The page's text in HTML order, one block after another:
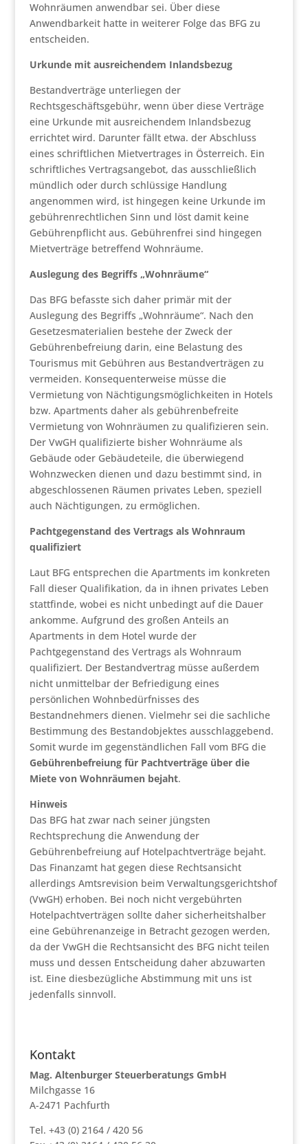
Wohnräumen anwendbar sei. Über diese
Anwendbarkeit hatte in weiterer Folge das BFG zu
entscheiden.
Urkunde mit ausreichendem Inlandsbezug
Bestandverträge unterliegen der
Rechtsgeschäftsgebühr, wenn über diese Verträge
eine Urkunde mit ausreichendem Inlandsbezug
errichtet wird. Darunter fällt etwa. der Abschluss
eines schriftlichen Mietvertrages in Österreich. Ein
schriftliches Vertragsangebot, das ausschließlich
mündlich oder durch schlüssige Handlung
angenommen wird, ist hingegen keine Urkunde im
gebührenrechtlichen Sinn und löst damit keine
Gebührenpflicht aus. Gebührenfrei sind hingegen
Mietverträge betreffend Wohnräume.
Auslegung des Begriffs „Wohnräume“
Das BFG befasste sich daher primär mit der
Auslegung des Begriffs „Wohnräume“. Nach den
Gesetzesmaterialien bestehe der Zweck der
Gebührenbefreiung darin, eine Belastung des
Tourismus mit Gebühren aus Bestandverträgen zu
vermeiden. Konsequenterweise müsse die
Vermietung von Nächtigungsmöglichkeiten in Hotels
bzw. Apartments daher als gebührenbefreite
Vermietung von Wohnräumen zu qualifizieren sein.
Der VwGH qualifizierte bisher Wohnräume als
Gebäude oder Gebäudeteile, die überwiegend
Wohnzwecken dienen und dazu bestimmt sind, in
abgeschlossenen Räumen privates Leben, speziell
auch Nächtigungen, zu ermöglichen.
Pachtgegenstand des Vertrags als Wohnraum
qualifiziert
Laut BFG entsprechen die Apartments im konkreten
Fall dieser Qualifikation, da in ihnen privates Leben
stattfinde, wobei es nicht unbedingt auf die Dauer
ankomme. Aufgrund des großen Anteils an
Apartments in dem Hotel wurde der
Pachtgegenstand des Vertrags als Wohnraum
qualifiziert. Der Bestandvertrag müsse außerdem
nicht unmittelbar der Befriedigung eines
persönlichen Wohnbedürfnisses des
Bestandnehmers dienen. Vielmehr sei die sachliche
Bestimmung des Bestandobjektes ausschlaggebend.
Somit wurde im gegenständlichen Fall vom BFG die
Gebührenbefreiung für Pachtverträge über die
Miete von Wohnräumen bejaht.
Hinweis
Das BFG hat zwar nach seiner jüngsten
Rechtsprechung die Anwendung der
Gebührenbefreiung auf Hotelpachtverträge bejaht.
Das Finanzamt hat gegen diese Rechtsansicht
allerdings Amtsrevision beim Verwaltungsgerichtshof
(VwGH) erhoben. Bei noch nicht vergebührten
Hotelpachtverträgen sollte daher sicherheitshalber
eine Gebührenanzeige in Betracht gezogen werden,
da der VwGH die Rechtsansicht des BFG nicht teilen
muss und dessen Entscheidung daher abzuwarten
ist. Eine diesbezügliche Abstimmung mit uns ist
jedenfalls sinnvoll.
Kontakt
Mag. Altenburger Steuerberatungs GmbH
Milchgasse 16
A-2471 Pachfurth
Tel. +43 (0) 2164 / 420 56